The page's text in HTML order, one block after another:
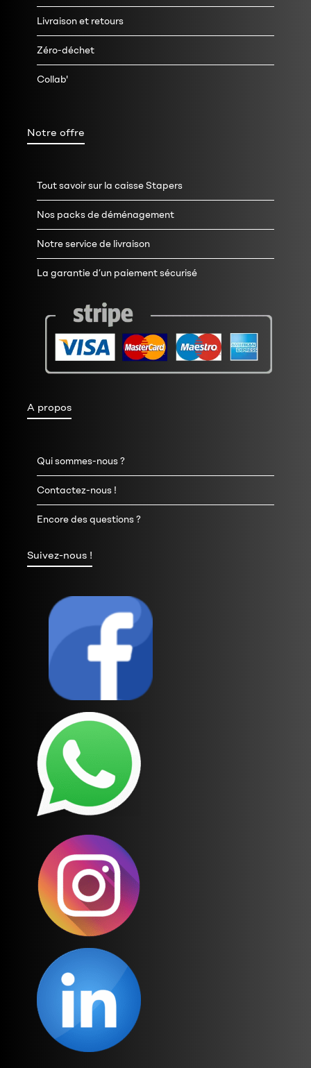
Livraison et retours
Zéro-déchet
Collab'
Notre offre
Tout savoir sur la caisse Stapers
Nos packs de déménagement
Notre service de livraison
La garantie d’un paiement sécurisé
A propos
Qui sommes-nous ?
Contactez-nous !
Encore des questions ?
Suivez-nous !